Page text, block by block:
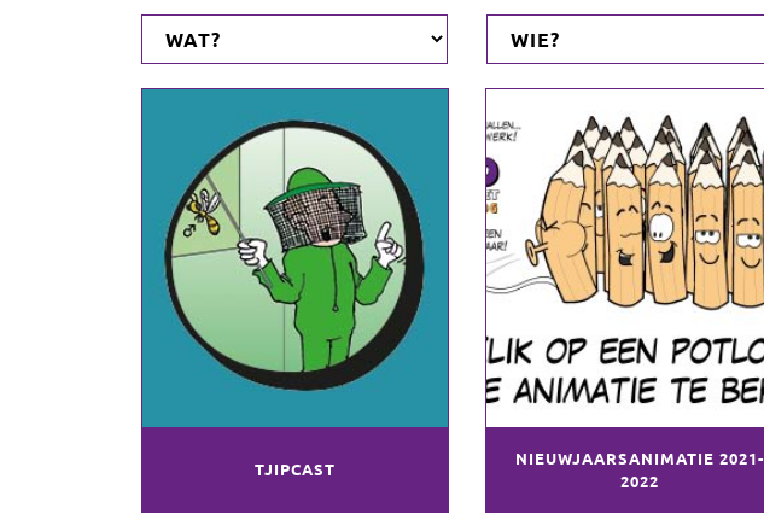
TJIPCAST
NIEUWJAARSANIMATIE 2021-
2022